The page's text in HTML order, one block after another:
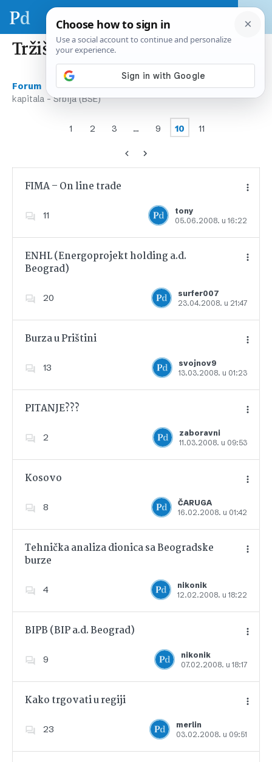
Tržišta kapitala – Srbija (BSE)
Forum Tržište kapitala – regija & svijet ›
Tržišta
kapitala – Srbija (BSE)
1 2 3 … 9 10 11
FIMA – On line trade
11
tony
05.06.2008. u 16:22
Dodajte u favorite
ENHL (Energoprojekt holding a.d.
Beograd)
20
surfer007
23.04.2008. u 21:47
Dodajte u favorite
Burza u Prištini
13
svojnov9
13.03.2008. u 01:23
Dodajte u favorite
PITANJE???
2
zaboravni
11.03.2008. u 09:53
Dodajte u favorite
Kosovo
8
ČARUGA
16.02.2008. u 01:42
Dodajte u favorite
Tehnička analiza dionica sa Beogradske
burze
4
nikonik
12.02.2008. u 18:22
Dodajte u favorite
BIPB (BIP a.d. Beograd)
9
nikonik
07.02.2008. u 18:17
Dodajte u favorite
Kako trgovati u regiji
23
merlin
03.02.2008. u 09:51
Dodajte u favorite